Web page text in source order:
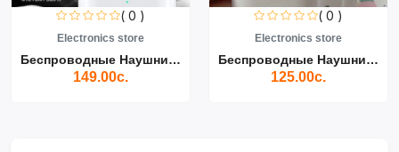
( 0 )
store
Беспроводные Наушники Air...
( 0 )
Electronics store
Беспроводные Наушники Air...